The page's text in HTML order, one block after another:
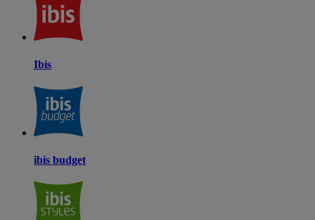
Ibis
ibis budget